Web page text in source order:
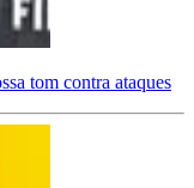
tom contra ataques